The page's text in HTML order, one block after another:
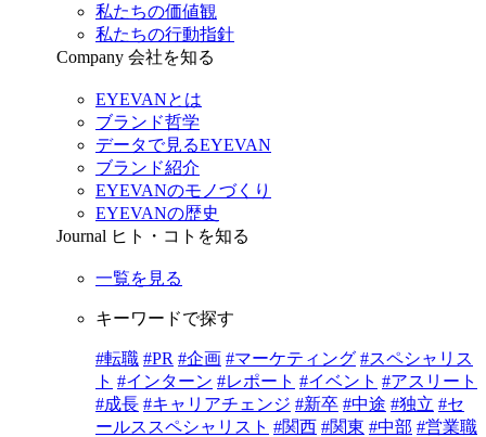
私たちの価値観
私たちの行動指針
Company 会社を知る
EYEVANとは
ブランド哲学
データで見るEYEVAN
ブランド紹介
EYEVANのモノづくり
EYEVANの歴史
Journal ヒト・コトを知る
一覧を見る
キーワードで探す
#転職 #PR #企画 #マーケティング #スペシャリス
ト #インターン #レポート #イベント #アスリート
#成長 #キャリアチェンジ #新卒 #中途 #独立 #セ
ールススペシャリスト #関西 #関東 #中部 #営業職